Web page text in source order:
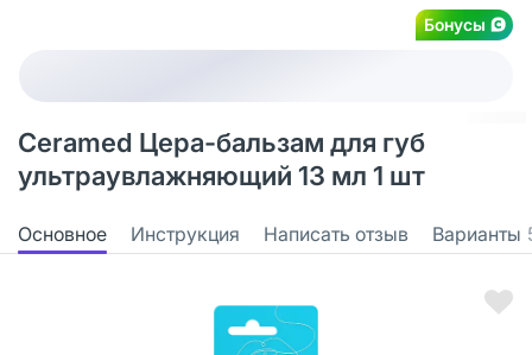
Бонусы
Ceramed Цера-бальзам для губ
ультраувлажняющий 13 мл 1 шт
Основное Инструкция Написать отзыв Варианты